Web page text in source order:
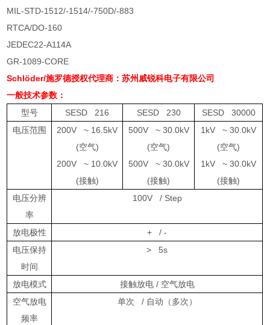
MIL-STD-1512/-1514/-750D/-883
RTCA/DO-160
JEDEC22-A114A
GR-1089-CORE
Schlöder/施罗德授权代理商：苏州威锐科电子有限公司
一般技术参数：
型号
SESD 216 SESD 230
SESD 30000
电压范围
200V ~ 16.5kV
(空气)
200V ~ 10.0kV
(接触)
500V ~ 30.0kV
(空气)
500V ~ 30.0kV
(接触)
1kV ~ 30.0kV
(空气)
1kV ~ 30.0kV
(接触)
电压分辨
率
100V / Step
放电极性
+ / -
电压保持
时间
> 5s
放电模式 接触放电/ 空气放电
空气放电
频率
单次 / 自动（多次）